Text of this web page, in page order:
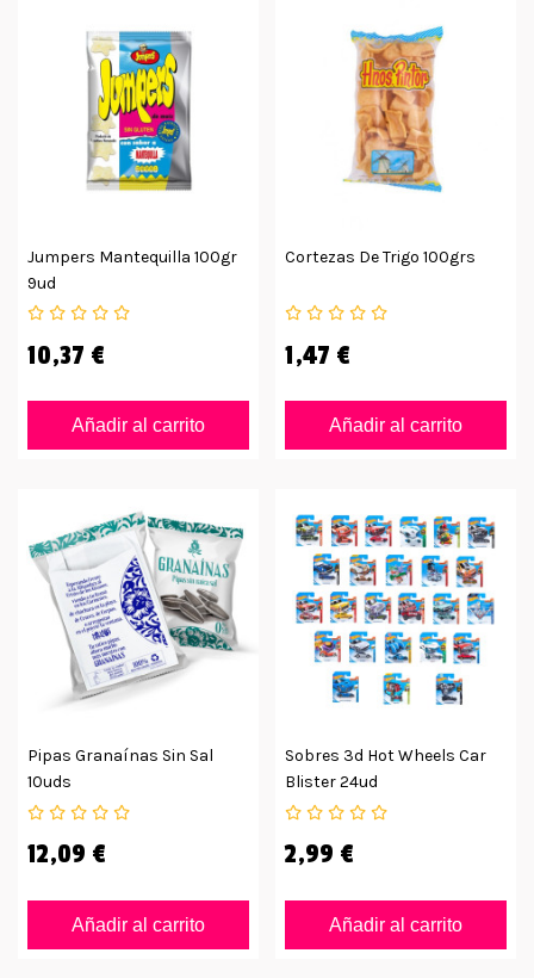
Jumpers Mantequilla 100gr
9ud
10,37 €
Añadir al carrito
Cortezas De Trigo 100grs
1,47 €
Añadir al carrito
Pipas Granaínas Sin Sal
10uds
12,09 €
Añadir al carrito
Sobres 3d Hot Wheels Car
Blister 24ud
2,99 €
Añadir al carrito